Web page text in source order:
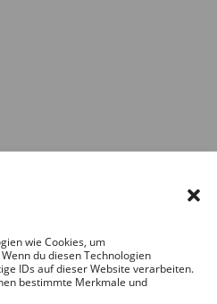
wie Cookies, um
du diesen Technologien
IDs auf dieser Website verarbeiten.
bestimmte Merkmale und